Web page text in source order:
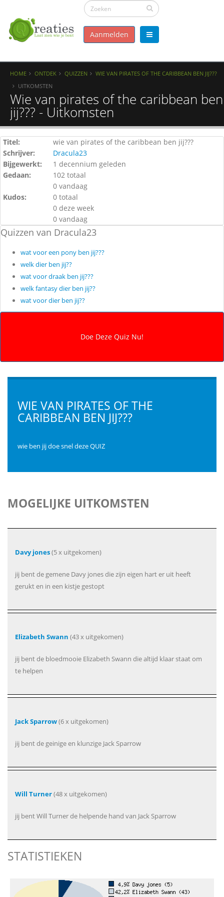
Aanmelden
HOME ONTDEK QUIZZEN
WIE VAN PIRATES OF THE CARIBBEAN BEN JIJ???
UITKOMSTEN
Wie van pirates of the caribbean ben
jij??? - Uitkomsten
Titel:
wie van pirates of the caribbean ben jij???
Schrijver:
Dracula23
Bijgewerkt:
1 decennium geleden
Gedaan:
102 totaal
0 vandaag
Kudos:
0 totaal
0 deze week
0 vandaag
Quizzen van Dracula23
wat voor een pony ben jij???
welk dier ben jij??
wat voor draak ben jij???
welk fantasy dier ben jij??
wat voor dier ben jij??
WIE VAN PIRATES OF THE
CARIBBEAN BEN JIJ???
wie ben jij doe snel deze QUIZ
MOGELIJKE UITKOMSTEN
Davy jones(5 x uitgekomen)
jij bent de gemene Davy jones die zijn eigen hart er uit heeft
gerukt en in een kistje gestopt
Elizabeth Swann (43 x uitgekomen)
jij bent de bloedmooie Elizabeth Swann die altijd klaar staat om
te helpen
Jack Sparrow(6 x uitgekomen)
jij bent de geinige en klunzige Jack Sparrow
Will Turner(48 x uitgekomen)
jij bent Will Turner de helpende hand van Jack Sparrow
STATISTIEKEN